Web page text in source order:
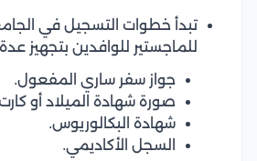
تبدأ خطوات التسجيل في
للماجستير للوافدين بتجهيز
جواز سفر ساري المفعول.
صورة شهادة الميلاد أو كارت
شهادة البكالوريوس.
السجل الأكاديمي.